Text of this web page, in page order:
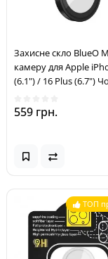
Захисне скло BlueO
камеру для Apple
(6.1") / 16 Plus (6.7")
559 грн.
ТОП